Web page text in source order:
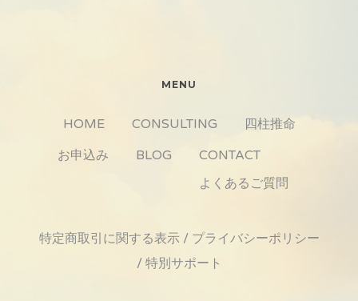
MENU
HOME CONSULTING
四柱推命
お申込み
BLOG
CONTACT
よくあるご質問
特定商取引に関する表示/ プライバシーポリシー
/ 特別サポート